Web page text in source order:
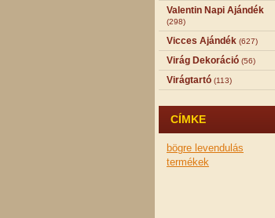
Valentin Napi Ajándék
(298)
Vicces Ajándék (627)
Virág Dekoráció (56)
Virágtartó (113)
CÍMKE
bögre levendulás
termékek